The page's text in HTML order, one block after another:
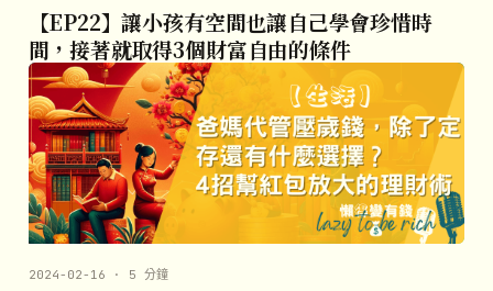
【EP22】讓小孩有空間也讓自己學會珍惜時
間，接著就取得3個財富自由的條件
2024-02-16 · 5 分鐘